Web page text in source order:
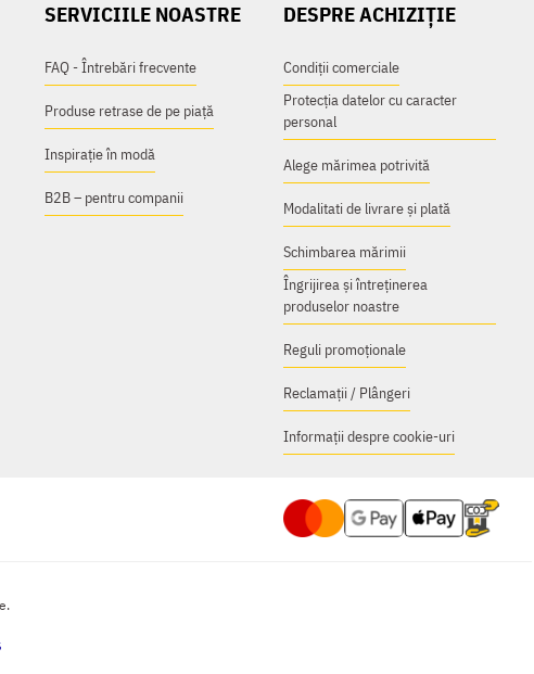
SERVICIILE NOASTRE
FAQ - Întrebări frecvente
Produse retrase de pe piață
Inspirație în modă
B2B – pentru companii
DESPRE ACHIZIȚIE
Condiții comerciale
Protecția datelor cu caracter
personal
Alege mărimea potrivită
Modalitati de livrare și plată
Schimbarea mărimii
Îngrijirea și întreținerea
produselor noastre
Reguli promoționale
Reclamații / Plângeri
Informații despre cookie-uri